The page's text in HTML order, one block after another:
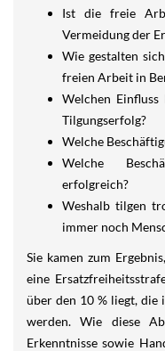
Ist die freie
Vermeidung der
Wie gestalten
freien Arbeit in
Welchen Einfluss
Tilgungserfolg?
Welche
Welche
erfolgreich?
Weshalb tilgen
immer noch
Sie kamen zum
eine
über den 10 % liegt,
werden. Wie diese
Erkenntnisse sowie